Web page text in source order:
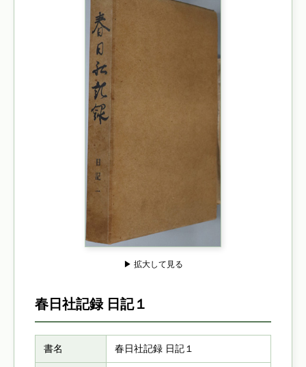
▶ 拡大して見る
春日社記録 日記１
書名 春日社記録 日記１